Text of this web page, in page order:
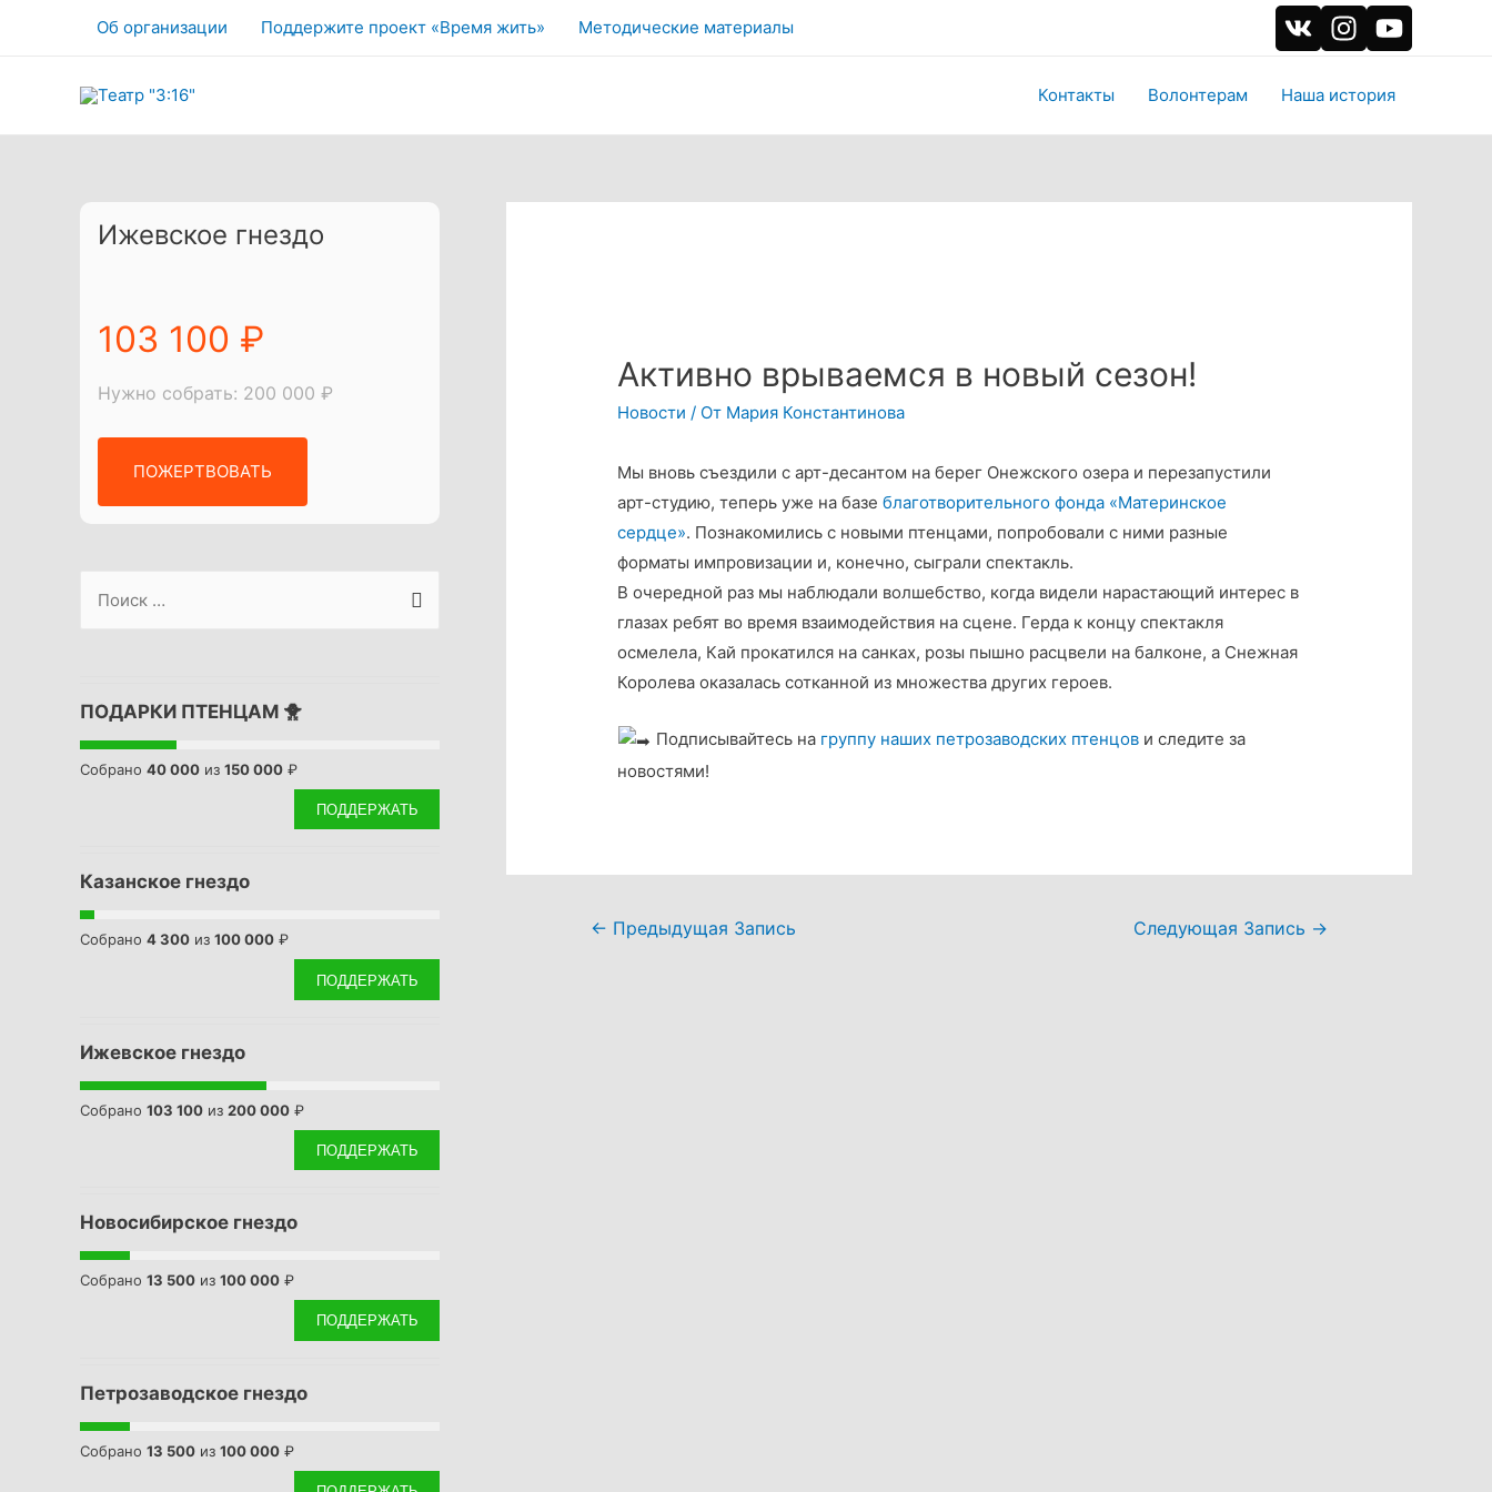
Об организации Поддержите проект «Время жить» Методические материалы
Контакты Волонтерам Наша история
Ижевское гнездо
103 100 ₽
Нужно собрать: 200 000 ₽
ПОЖЕРТВОВАТЬ
c
h
:
ПОДАРКИ ПТЕНЦАМ 🐥
Собрано 40 000 из 150 000 ₽
ПОДДЕРЖАТЬ
Казанское гнездо
Собрано 4 300 из 100 000 ₽
ПОДДЕРЖАТЬ
Ижевское гнездо
Собрано 103 100 из 200 000 ₽
ПОДДЕРЖАТЬ
Новосибирское гнездо
Собрано 13 500 из 100 000 ₽
ПОДДЕРЖАТЬ
Петрозаводское гнездо
Собрано 13 500 из 100 000 ₽
Активно врываемся в новый сезон!
Новости / От Мария Константинова
Мы вновь съездили с арт-десантом на берег Онежского озера и перезапустили
арт-студию, теперь уже на базеблаготворительного фонда «Материнское
сердце». Познакомились с новыми птенцами, попробовали с ними разные
форматы импровизации и, конечно, сыграли спектакль.
В очередной раз мы наблюдали волшебство, когда видели нарастающий интерес в
глазах ребят во время взаимодействия на сцене. Герда к концу спектакля
осмелела, Кай прокатился на санках, розы пышно расцвели на балконе, а Снежная
Королева оказалась сотканной из множества других героев.
Подписывайтесь на группу наших петрозаводских птенцов и следите за
новостями!
Навигация
← Предыдущая Запись Следующая Запись →